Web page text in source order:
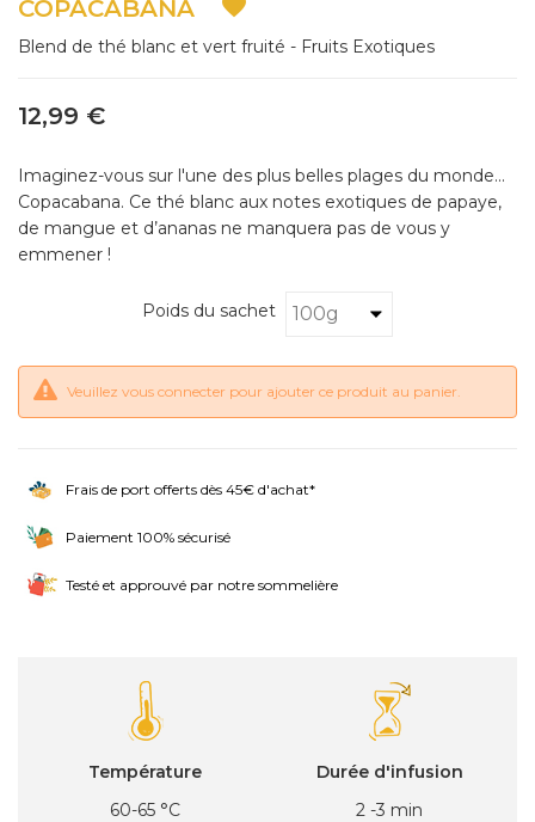
COPACABANA 
Blend de thé blanc et vert fruité - Fruits Exotiques
12,99 €
Imaginez-vous sur l'une des plus belles plages du monde...
Copacabana. Ce thé blanc aux notes exotiques de papaye,
de mangue et d’ananas ne manquera pas de vous y
emmener !
Poids du sachet
Veuillez vous connecter pour ajouter ce produit au panier.
Frais de port offerts dès 45€ d'achat*
Paiement 100% sécurisé
Testé et approuvé par notre sommelière
Température
60-65 °C
Durée d'infusion
2 -3 min